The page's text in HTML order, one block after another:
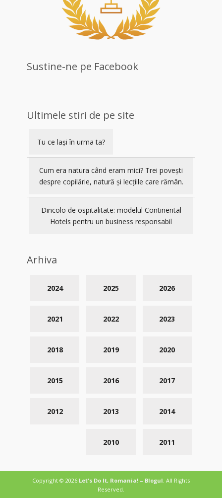
Sustine-ne pe Facebook
Ultimele stiri de pe site
Tu ce lași în urma ta?
Cum era natura când eram mici? Trei povești
despre copilărie, natură și lecțiile care rămân.
Dincolo de ospitalitate: modelul Continental
Hotels pentru un business responsabil
Arhiva
2026
2025
2024
2023
2022
2021
2020
2019
2018
2017
2016
2015
2014
2013
2012
2011
2010
Copyright © 2026 Let's Do It, Romania! – Blogul . All Rights
Reserved.